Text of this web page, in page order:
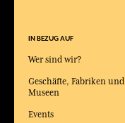
IN BEZUG AUF
Wer sind wir?
Geschäfte, Fabriken und
Museen
Events